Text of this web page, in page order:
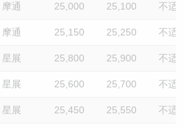
摩通 25,000 25,100 不适
摩通 25,150 25,250 不适
星展 25,800 25,900 不适
星展 25,600 25,700 不适
星展 25,450 25,550 不适